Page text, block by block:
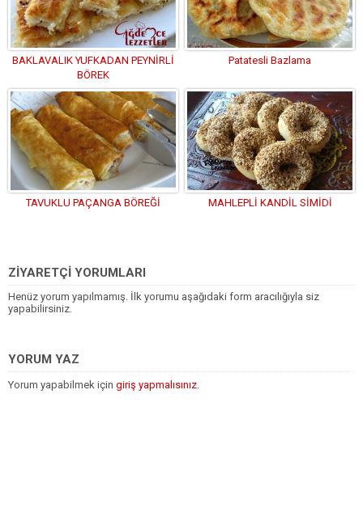
BAKLAVALIK YUFKADAN PEYNİRLİ
BÖREK
Patatesli Bazlama
TAVUKLU PAÇANGA BÖREĞİ MAHLEPLİ KANDİL SİMİDİ
ZİYARETÇİ YORUMLARI
Henüz yorum yapılmamış. İlk yorumu aşağıdaki form aracılığıyla siz
yapabilirsiniz.
YORUM YAZ
Yorum yapabilmek için giriş yapmalısınız.